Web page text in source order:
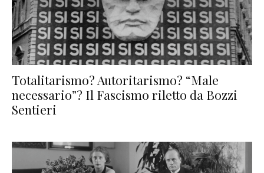
Totalitarismo? Autoritarismo? “Male
necessario”? Il Fascismo riletto da Bozzi
Sentieri